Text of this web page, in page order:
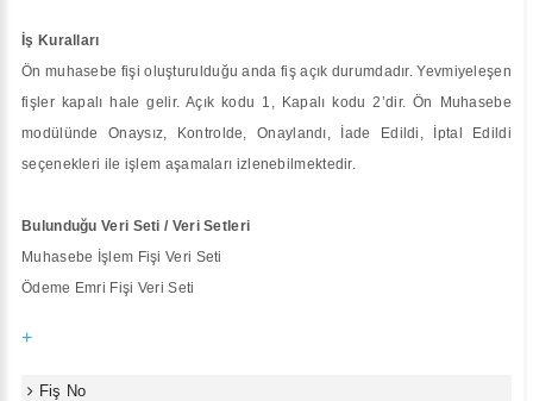
İş Kuralları
Ön muhasebe fişi oluşturulduğu anda fiş açık durumdadır. Yevmiyeleşen
fişler kapalı hale gelir. Açık kodu 1, Kapalı kodu 2’dir. Ön Muhasebe
modülünde Onaysız, Kontrolde, Onaylandı, İade Edildi, İptal Edildi
seçenekleri ile işlem aşamaları izlenebilmektedir.
Bulunduğu Veri Seti / Veri Setleri
Muhasebe İşlem Fişi Veri Seti
Ödeme Emri Fişi Veri Seti
+
Fiş No